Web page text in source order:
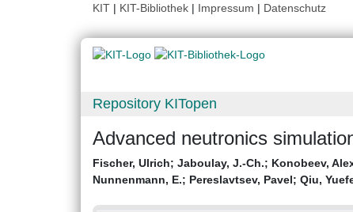
KIT | KIT-Bibliothek | Impressum | Datenschutz
Repository KITopen
Advanced neutronics
Fischer, Ulrich; Jaboulay, J.-Ch.; Konobeev,
Nunnenmann, E.; Pereslavtsev, Pavel; Qiu,